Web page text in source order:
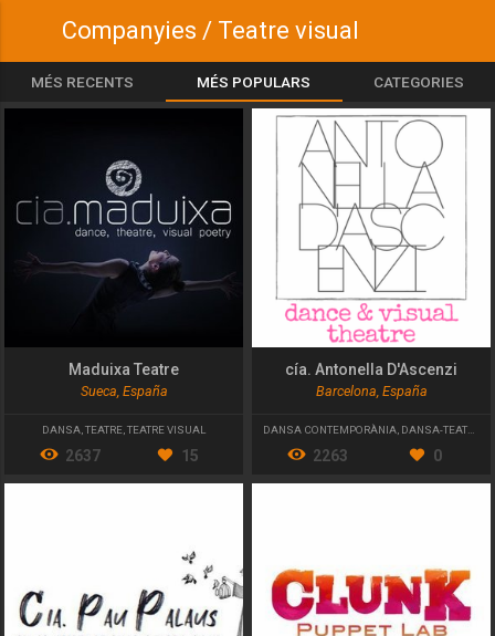
Companyies / Teatre visual
MÉS RECENTS MÉS POPULARS CATEGORIES
Maduixa Teatre
Sueca, España
DANSA, TEATRE, TEATRE VISUAL
2637 15
cía. Antonella D'Ascenzi
Barcelona, España
DANSA CONTEMPORÀNIA DANSA-TEATRE
2263 0